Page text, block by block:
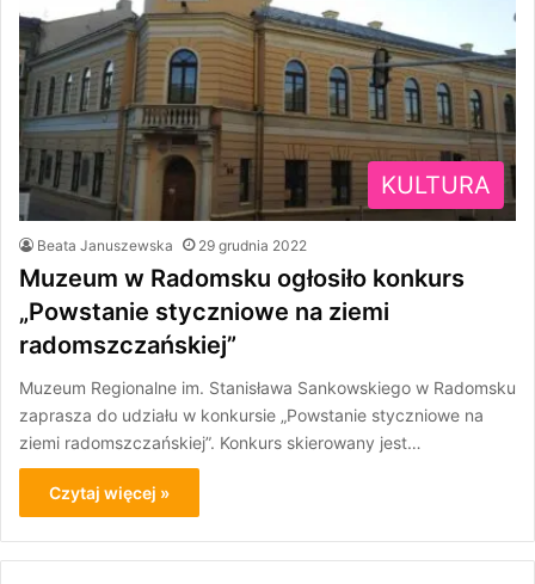
KULTURA
Beata Januszewska 29 grudnia 2022
Muzeum w Radomsku ogłosiło konkurs
„Powstanie styczniowe na ziemi
radomszczańskiej”
Muzeum Regionalne im. Stanisława Sankowskiego w Radomsku
zaprasza do udziału w konkursie „Powstanie styczniowe na
ziemi radomszczańskiej”. Konkurs skierowany jest…
Czytaj więcej »